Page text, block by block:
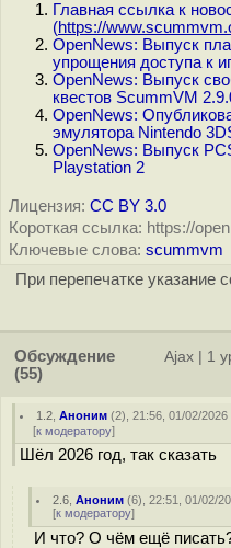
Главная ссылка к
(https://
OpenNews: Выпуск
упрощения доступа к
OpenNews: Выпуск
квестов ScummVM
OpenNews:
эмулятора Nintendo
OpenNews: Выпуск
Playstation 2
Лицензия: CC BY 3.0
Короткая ссылка: https://
Ключевые слова: scummvm
При перепечатке указание
Обсуждение
(55)
Ajax 1
1.2 ,Аноним (2), 21:56, 01/02/2026
[к модератору]
Шёл 2026 год, так сказать
2.6 ,Аноним (6), 22:51, 01/02/
[к модератору]
И что? О чём ещё